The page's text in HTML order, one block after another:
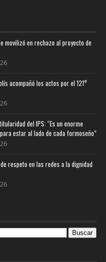
movilizó en rechazo al proyecto de
acompañó los actos por el 121°
del IPS: “Es un enorme
estar al lado de cada formoseño”
respeto en las redes a la dignidad